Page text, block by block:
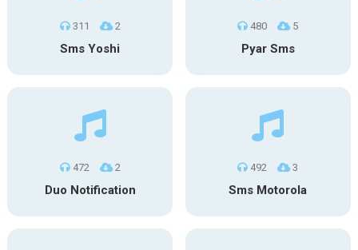
311 2
Sms Yoshi
480 5
Pyar Sms
472 2
Duo Notification
492 3
Sms Motorola